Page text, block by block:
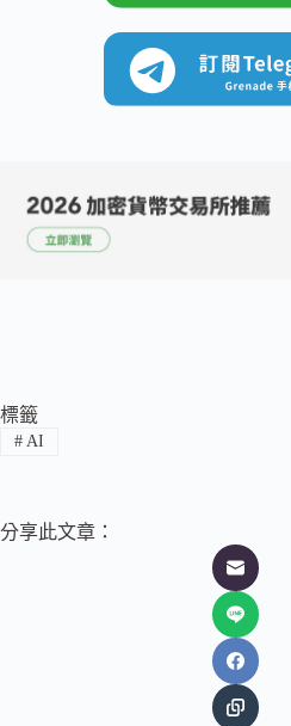
標籤
#AI
分享此文章：